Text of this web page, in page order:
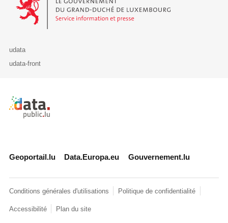
udata
udata-front
Retour à l'accueil de data.public.lu
Geoportail.lu Data.Europa.eu Gouvernement.lu
Conditions générales d'utilisations Politique de confidentialité
Accessibilité Plan du site